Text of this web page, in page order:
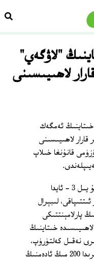
"لاۋگەي"
لاھىيىسىنى
خىتاينىڭ ئەمگەك
لاھىيىسىنى
قانۇنغا خىلاپ
خەۋەرلەرگە قارىغاندا مەزكۇر قارار لاھىيىسى بۇ يىل 3 - ئايدا
لىبېرال
پارلامېنتتىكى
لاھىيىسىدە خىتاينىڭ
نەقىل كەلتۈرۈپ،
خىتايدىكى ئەمگەك بىلەن ئۆزگەرتىش لاگىرلىرىدا 200 مىڭ ئادەمنىڭ